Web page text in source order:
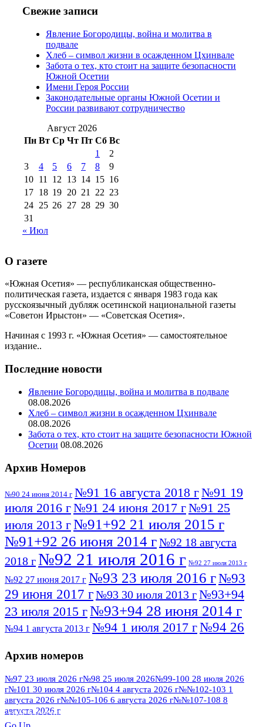
июля 2017 г
2012 г
(15)
№97 30 июля 2015 г
(15)№98 1 августа 2015 г
августа 2016 г(10)№98 5 июля 2014 г(10)
№98 8 августа 2013 г
августа 2012 г(14) №98+99 11 июля
2017 г(9)
№99 4 августа
2016 г(12) №99 8 июля 2014 г
августа 2012 г(11)
августа 2013 г
(12)
Свежие записи
Явление Богородицы, война и молитва в
подвале
Хлеб – символ жизни в осажденном Цхинвале
Забота о тех, кто стоит на защите безопасности
Южной Осетии
Имени Героя России
Законодательные органы Южной Осетии и
России развивают сотрудничество
Август 2026
Пн Вт Ср Чт Пт Сб Вс
1
2
3
4 5 6 7 8
9
10 11 12 13 14 15 16
17 18 19 20 21 22 23
24 25 26 27 28 29 30
31
« Июл
О газете
«Южная Осетия» — республиканская общественно-
политическая газета, издается с января 1983 года как
русскоязычный дубляж осетинской национальной газеты
«Советон Ирыстон» — «Советская Осетия».
Начиная с 1993 г. «Южная Осетия» — самостоятельное
издание..
Последние новости
Явление Богородицы, война и молитва в подвале
08.08.2026
Хлеб – символ жизни в осажденном Цхинвале
08.08.2026
Забота о тех, кто стоит на защите безопасности Южной
Осетии 08.08.2026
Архив Номеров
№90 24 июня 2014 г №91 16 августа 2018 г№91 19
июля 2016 г№91 24 июня 2017 г№91 25
июля 2013 г№91+92 21 июля 2015 г
№91+92 26 июня 2014 г№92 18 августа
2018 г№92 21 июля 2016 г №92 27 июля 2013 г
№92 27 июня 2017 г №93 23 июля 2016 г№93
29 июня 2017 г№93 30 июля 2013 г№93+94
23 июля 2015 г№93+94 28 июня 2014 г
№94 1 августа 2013 г №94 1 июля 2017 г№94 26
№95 7 августа 2012 г
№95 28 июля 2016 г №95+96 3 августа
2013 г№96 6 июля 2017 г№96 9 августа
2012 г №96 28 июля 2015 г
Архив номеров
№97 23 июля 2026 г№98 25 июля 2026№99-100 28 июля 2026
г№101 30 июля 2026 г№104 4 августа 2026 г№№102-103 1
августа 2026 г№№105-106 6 августа 2026 г№№107-108 8
августа 2026 г
ПОСМОТРЕТЬ ВСЕ